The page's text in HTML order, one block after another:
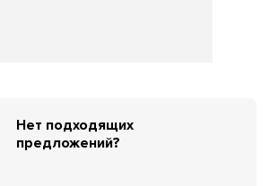
Нет подходящих
предложений?